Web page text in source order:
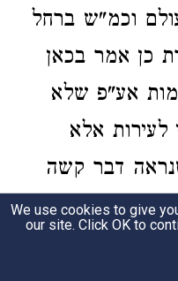
וכמ"ש ברחל
כן אמר בכאן
אע"פ שלא
לעירות אלא
דבר קשה
ה' לי
וזה ע"ד תמות
We use cookies to give
our site. Click OK to